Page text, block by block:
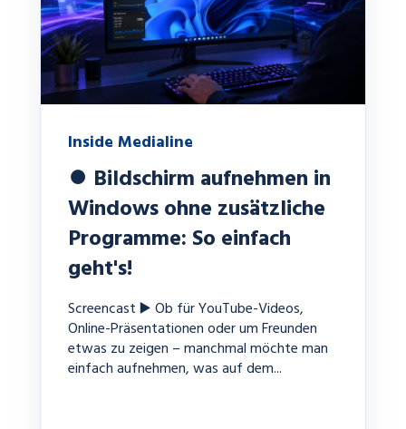
Inside Medialine
⏺️ Bildschirm aufnehmen in
Windows ohne zusätzliche
Programme: So einfach
geht's!
Screencast ▶️ Ob für YouTube-Videos,
Online-Präsentationen oder um Freunden
etwas zu zeigen – manchmal möchte man
einfach aufnehmen, was auf dem...